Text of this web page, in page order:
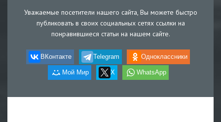
Уважаемые посетители нашего сайта, Вы можете быстро
публиковать в своих социальных сетях ссылки на
понравившиеся статьи на нашем сайте.
ВКонтакте Telegram Одноклассники
Мой Мир X WhatsApp